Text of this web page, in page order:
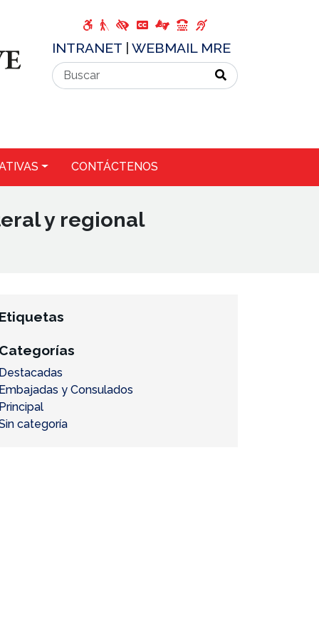
INTRANET WEBMAIL MRE
CONTÁCTENOS
y regional
Etiquetas
Categorías
Destacadas
Embajadas y Consulados
Principal
categoría